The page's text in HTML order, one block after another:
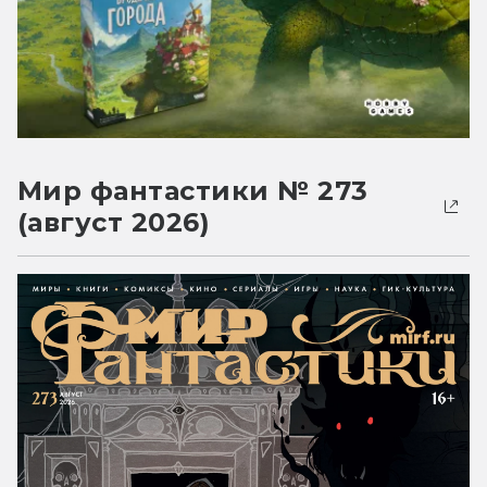
Мир фантастики № 273
(август 2026)